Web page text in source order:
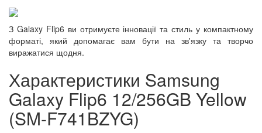
З Galaxy Flip6 ви отримуєте інновації та стиль у компактному
форматі, який допомагає вам бути на зв'язку та творчо
виражатися щодня.
Характеристики Samsung
Galaxy Flip6 12/256GB Yellow
(SM-F741BZYG)